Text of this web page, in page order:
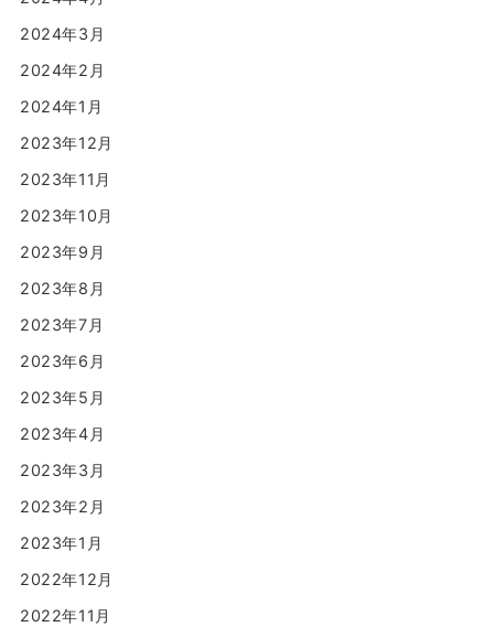
2024年3月
2024年2月
2024年1月
2023年12月
2023年11月
2023年10月
2023年9月
2023年8月
2023年7月
2023年6月
2023年5月
2023年4月
2023年3月
2023年2月
2023年1月
2022年12月
2022年11月